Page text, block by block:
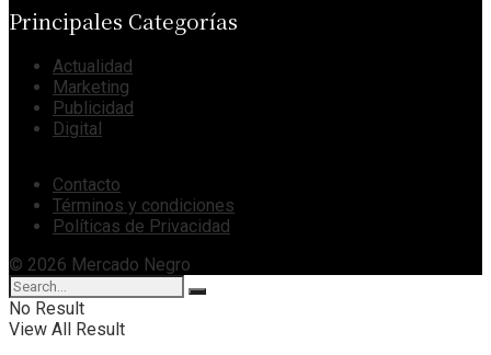
Principales Categorías
Actualidad
Marketing
Publicidad
Digital
Contacto
Términos y condiciones
Políticas de Privacidad
© 2026 Mercado Negro
No Result
View All Result